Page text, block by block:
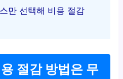
만 선택해 비용 절감
절감 방법은 무